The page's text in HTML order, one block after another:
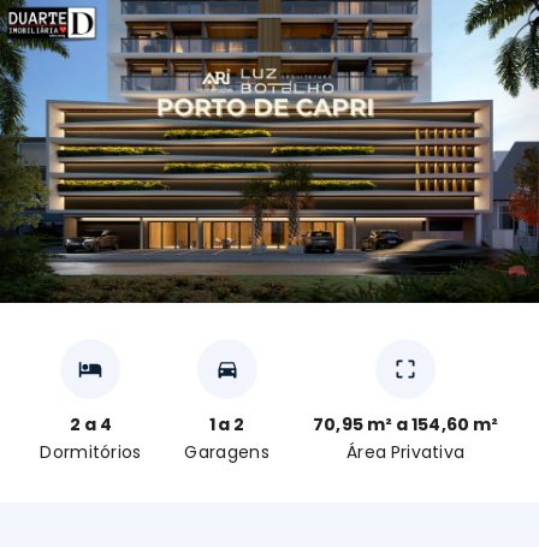
2 a 4
Dormitórios
1 a 2
Garagens
70,95 m² a 154,60 m²
Área Privativa